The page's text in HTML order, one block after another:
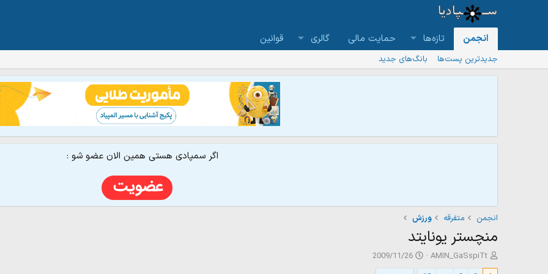
انجمن تازه‌ها حمایت مالی گالری قوانین
جدیدترین پست‌ها بانگ‌های جدید
اگر سمپادی هستی همین الان عضو شو :
انجمن متفرقه ورزش
منچستر یونایتد
ش
ر
AMIN_GaSspiTt
ت
ا
2009/11/26